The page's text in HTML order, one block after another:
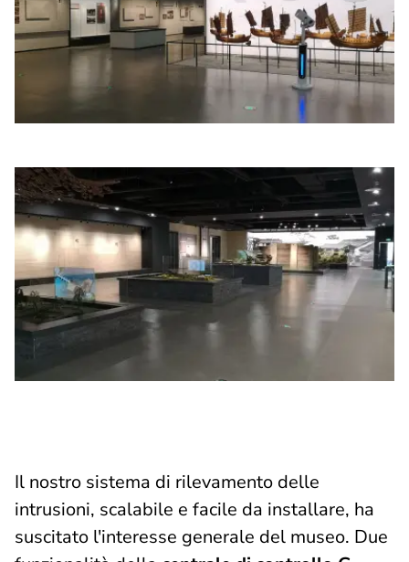
Il nostro sistema di rilevamento delle
intrusioni, scalabile e facile da installare, ha
suscitato l'interesse generale del museo. Due